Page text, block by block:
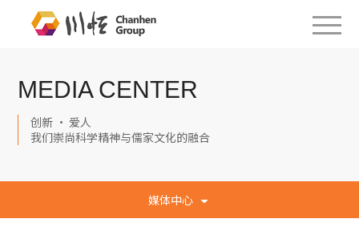
MEDIA CENTER
创新 · 爱人
我们崇尚科学精神与儒家文化的融合
媒体中心